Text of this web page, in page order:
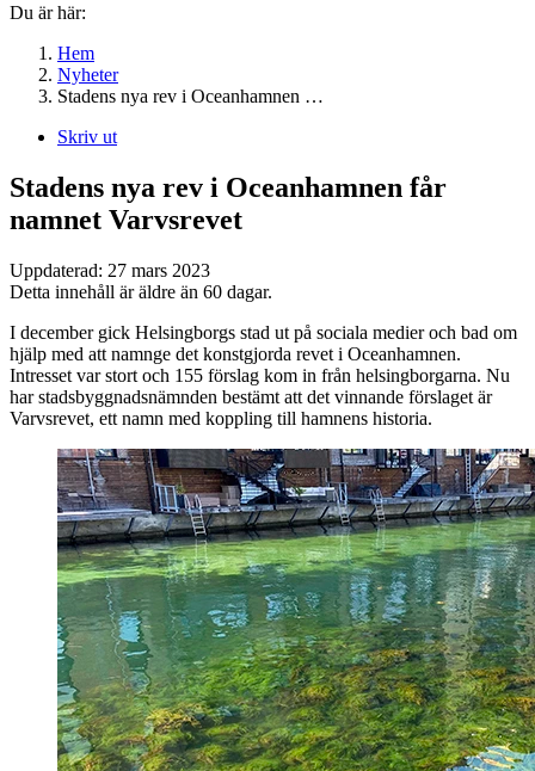
Du är här:
Hem
Nyheter
Stadens nya rev i Oceanhamnen …
Skriv ut
Stadens nya rev i Oceanhamnen får
namnet Varvsrevet
Uppdaterad: 27 mars 2023
Detta innehåll är äldre än 60 dagar.
I december gick Helsingborgs stad ut på sociala medier och bad om
hjälp med att namnge det konstgjorda revet i Oceanhamnen.
Intresset var stort och 155 förslag kom in från helsingborgarna. Nu
har stadsbyggnadsnämnden bestämt att det vinnande förslaget är
Varvsrevet, ett namn med koppling till hamnens historia.